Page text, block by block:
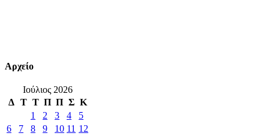
Αρχείο
Ιούλιος 2026
Δ Τ Τ Π Π Σ Κ
1
2 3 4
5
6
7 8 9 10 11 12